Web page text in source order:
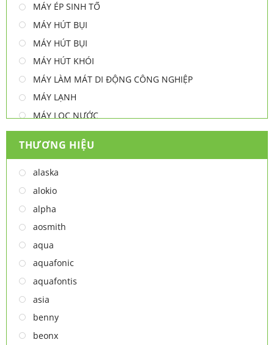
MÁY ÉP SINH TỐ
MÁY HÚT BỤI
MÁY HÚT BỤI
MÁY HÚT KHÓI
MÁY LÀM MÁT DI ĐỘNG CÔNG NGHIỆP
MÁY LẠNH
MÁY LỌC NƯỚC
MÁY NƯỚC NÓNG
MÁY NƯỚC NÓNG - LẠNH
MÁY SẤY TAY
MÁY XAY ĐA NĂNG
NỒI CHIÊN
NỒI CHIÊN
Thiết bị lọc nước
TỦ ĐÔNG
TỦ MÁT
TỦ RƯỢU
LÒ VI SÓNG
MÁY LỌC KHÔNG KHÍ
THƯƠNG HIỆU
alaska
alokio
alpha
aosmith
aqua
aquafonic
aquafontis
asia
benny
beonx